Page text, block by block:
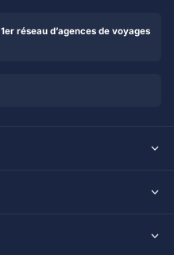
1er réseau d’agences de voyages